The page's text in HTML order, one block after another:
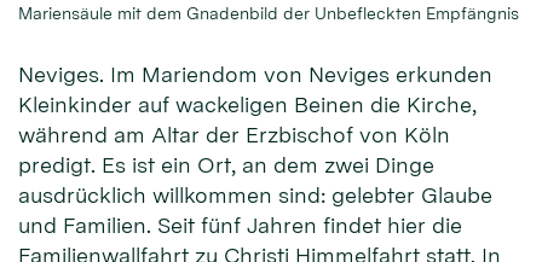
Mariensäule mit dem Gnadenbild der Unbefleckten Empfängnis
Neviges. Im Mariendom von Neviges erkunden
Kleinkinder auf wackeligen Beinen die Kirche,
während am Altar der Erzbischof von Köln
predigt. Es ist ein Ort, an dem zwei Dinge
ausdrücklich willkommen sind: gelebter Glaube
und Familien. Seit fünf Jahren findet hier die
Familienwallfahrt zu Christi Himmelfahrt statt. In